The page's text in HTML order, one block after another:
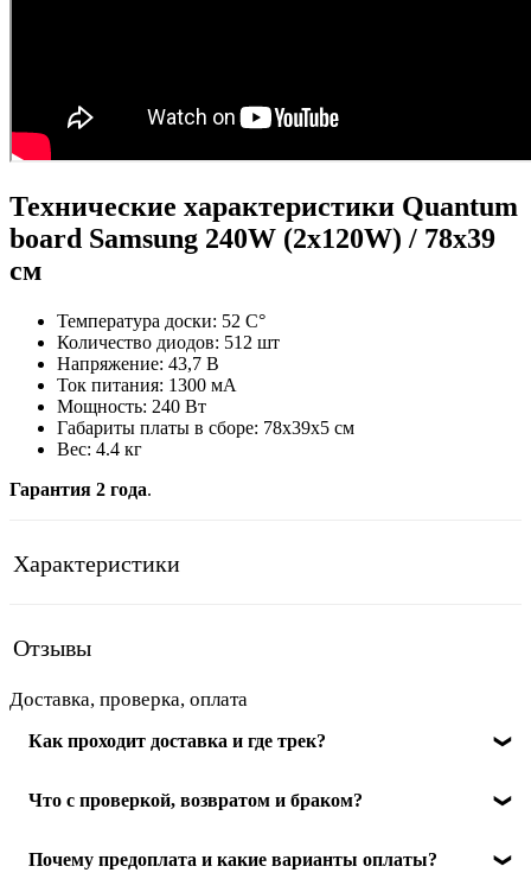
Технические характеристики Quantum
board Samsung 240W (2x120W) / 78x39
см
Температура доски: 52 С°
Количество диодов: 512 шт
Напряжение: 43,7 В
Ток питания: 1300 мА
Мощность: 240 Вт
Габариты платы в сборе: 78х39х5 см
Вес: 4.4 кг
Гарантия 2 года.
Характеристики
Отзывы
Доставка, проверка, оплата
Как проходит доставка и где трек?
Отправляем по РФ. После передачи в службу доставки
варианты видны при оформлении.Подробнее о доставке
Что с проверкой, возвратом и браком?
При получении осмотрите упаковку и товар в ПВЗ или
Почему предоплата и какие варианты оплаты?